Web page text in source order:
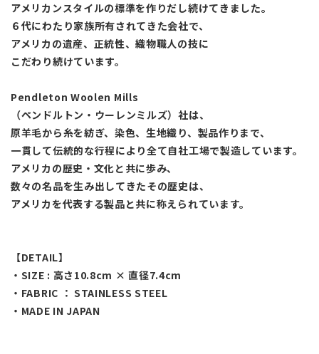
アメリカンスタイルの標準を作りだし続けてきました。
６代にわたり家族所有されてきた会社で、
アメリカの遺産、正統性、織物職人の技に
こだわり続けています。
Pendleton Woolen Mills
（ペンドルトン・ウーレンミルズ）社は、
原羊毛から糸を紡ぎ、染色、生地織り、製品作りまで、
一貫して伝統的な行程により全て自社工場で製造しています。
アメリカの歴史・文化と共に歩み、
数々の名品を生み出してきたその歴史は、
アメリカを代表する製品と共に称えられています。
【DETAIL】
・SIZE : 高さ10.8cm × 直径7.4cm
・FABRIC ： STAINLESS STEEL
・MADE IN JAPAN